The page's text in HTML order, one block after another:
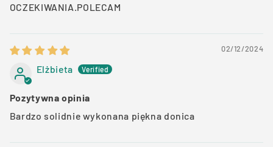
OCZEKIWANIA.POLECAM
02/12/2024
Elżbieta
Pozytywna opinia
Bardzo solidnie wykonana piękna donica